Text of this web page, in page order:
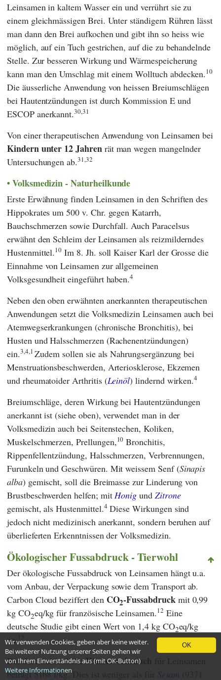
Leinsamen in kaltem Wasser ein und verrührt sie zu
einem gleichmässigen Brei. Unter ständigem Rühren lässt
man dann den Brei aufkochen und gibt ihn so heiss wie
möglich, auf ein Tuch gestrichen, auf die zu behandelnde
Stelle. Zur besseren Wirkung und Wärmespeicherung
kann man den Umschlag mit einem Wolltuch abdecken.10
Die äusserliche Anwendung von heissen Breiumschlägen
bei Hautentzündungen ist durchKommission Eund
ESCOPanerkannt.30,31
Von einer therapeutischen Anwendung von Leinsamen bei
Kindern unter 12 Jahrenrät man wegen mangelnder
Untersuchungen ab.31,32
Volksmedizin - Naturheilkunde
Erste Erwähnung finden Leinsamen in den Schriften des
Hippokratesum 500 v. Chr. gegen Katarrh,
Bauchschmerzen sowie Durchfall. AuchParacelsus
erwähnt den Schleim der Leinsamen als reizmilderndes
Hustenmittel.10 Im 8. Jh. soll Kaiser Karl der Grosse die
Einnahme von Leinsamen zur allgemeinen
Volksgesundheit eingeführt haben.4
Neben den oben erwähnten anerkannten therapeutischen
Anwendungen setzt die Volksmedizin Leinsamen auch bei
Atemwegserkrankungen (chronische Bronchitis), bei
Husten und Halsschmerzen (Rachenentzündungen)
ein.3,4,1Zudem sollen sie als Nahrungsergänzung bei
Menstruationsbeschwerden, Arteriosklerose, Ekzemen
und rheumatoider Arthritis (Leinöl) lindernd wirken.4
Breiumschläge, deren Wirkung bei Hautentzündungen
anerkannt ist (siehe oben), verwendet man in der
Volksmedizin auch bei Seitenstechen, Koliken,
Muskelschmerzen, Prellungen,10 Bronchitis,
Rippenfellentzündung, Halsschmerzen, Verbrennungen,
Furunkeln und Geschwüren. Mit weissem Senf (Sinapis
alba) gemischt, soll die Breimasse zur Linderung von
Brustbeschwerden helfen; mitHonig und Zitrone
gemischt, als Hustenmittel.4 Diese Wirkungen sind
jedoch nicht medizinisch anerkannt, sondern beruhen auf
überlieferten Erkenntnissen der Volksmedizin.
Ökologischer Fussabdruck - Tierwohl
Der ökologische Fussabdruck von Leinsamen hängt u.a.
vom Anbau, der Verpackung sowie dem Transport ab.
Carbon Cloud beziffert den CO2-Fussabdruck mit 0,99
kg CO2eq/kg für französische Leinsamen.12 Eine
deutsche Studie gibt einen Wert von 1,4 kg CO2eq/kg
an.
Der durchschnittlicheWasserverbrauch
beträgt 5168 l/kg. Dies ist weniger als für
Sesam
OK
Wir verwenden Cookies, geben aber keine weiter.
Bei weiterer Nutzung unserer Seiten gehen wir
von Ihrem Einverständnis aus (mit OK-Button)
Weitere Informationen